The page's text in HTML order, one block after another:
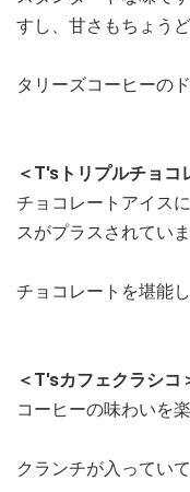
すし、甘さもちょうど
タリーズコーヒーの
＜T'sトリプルチョコ
チョコレートアイス
スがプラスされていま
チョコレートを堪能
＜T'sカフェクラシコ
コーヒーの味わいを
クランチが入ってい